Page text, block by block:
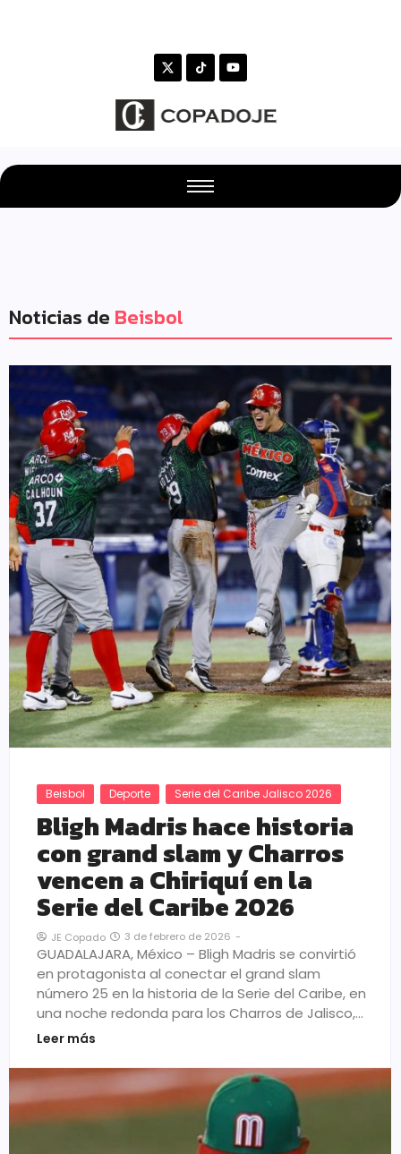
Noticias de Beisbol
Beisbol Deporte Serie del Caribe Jalisco 2026
Bligh Madris hace historia
con grand slam y Charros
vencen a Chiriquí en la
Serie del Caribe 2026
JE Copado 3 de febrero de 2026 -
GUADALAJARA, México – Bligh Madris se convirtió
en protagonista al conectar el grand slam
número 25 en la historia de la Serie del Caribe, en
una noche redonda para los Charros de Jalisco,…
Leer más